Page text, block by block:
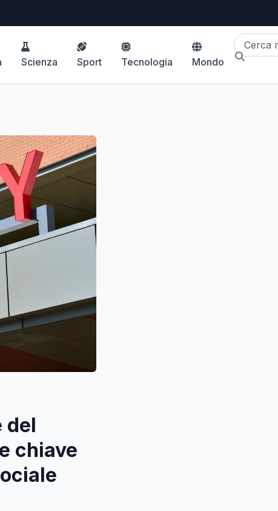
Scienza Sport Tecnologia Mondo
del
chiave